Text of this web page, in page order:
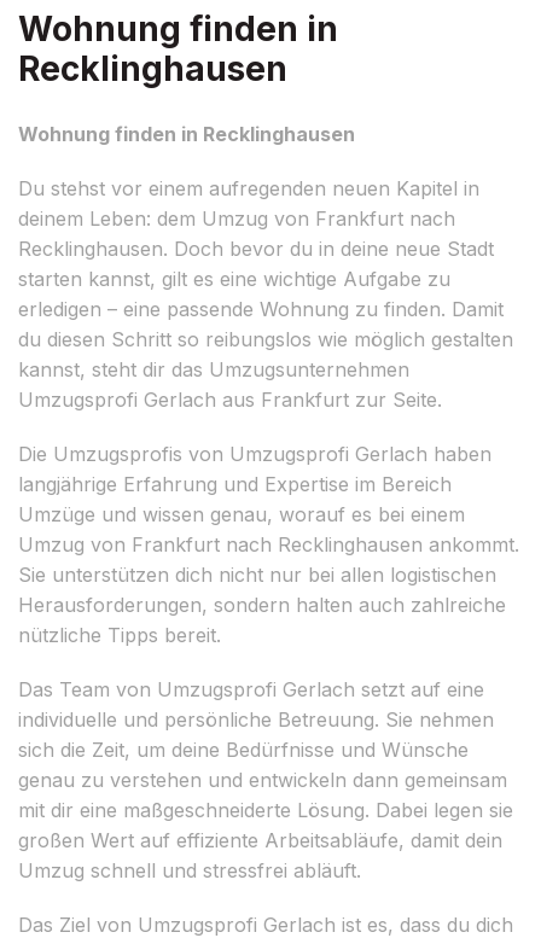
Wohnung finden in
Recklinghausen
Wohnung finden in Recklinghausen
Du stehst vor einem aufregenden neuen Kapitel in
deinem Leben: dem Umzug von Frankfurt nach
Recklinghausen. Doch bevor du in deine neue Stadt
starten kannst, gilt es eine wichtige Aufgabe zu
erledigen – eine passende Wohnung zu finden. Damit
du diesen Schritt so reibungslos wie möglich gestalten
kannst, steht dir das Umzugsunternehmen
Umzugsprofi Gerlach aus Frankfurt zur Seite.
Die Umzugsprofis von Umzugsprofi Gerlach haben
langjährige Erfahrung und Expertise im Bereich
Umzüge und wissen genau, worauf es bei einem
Umzug von Frankfurt nach Recklinghausen ankommt.
Sie unterstützen dich nicht nur bei allen logistischen
Herausforderungen, sondern halten auch zahlreiche
nützliche Tipps bereit.
Das Team von Umzugsprofi Gerlach setzt auf eine
individuelle und persönliche Betreuung. Sie nehmen
sich die Zeit, um deine Bedürfnisse und Wünsche
genau zu verstehen und entwickeln dann gemeinsam
mit dir eine maßgeschneiderte Lösung. Dabei legen sie
großen Wert auf effiziente Arbeitsabläufe, damit dein
Umzug schnell und stressfrei abläuft.
Das Ziel von Umzugsprofi Gerlach ist es, dass du dich